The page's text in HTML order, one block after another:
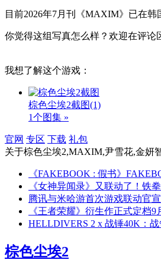
目前2026年7月刊《MAXIM》已在
你觉得这组写真怎么样？欢迎在评论
我想了解这个游戏：
棕色尘埃2截图(1)
1个图集 »
官网 专区 下载 礼包
关于棕色尘埃2,MAXIM,尹雪花,金妍
《FAKEBOOK : 假书》
《女神异闻录》又联动了！铁
腾讯与米哈游首次游戏联动官
《王者荣耀》衍生作正式定档9
HELLDIVERS 2 x 战锤40K：
棕色尘埃2